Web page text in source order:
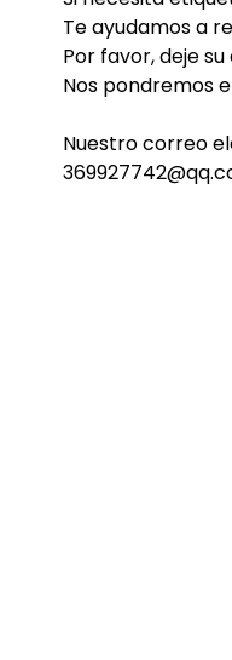
Te ayudamos a
Por favor, deje
Nos pondremos
Nuestro correo